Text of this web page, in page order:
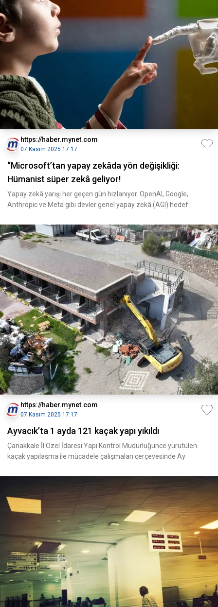
https://haber.mynet.com
07 Kasım 2025 17:17
“Microsoft’tan yapay zekâda yön değişikliği:
Hümanist süper zekâ geliyor!
Yapay zekâ yarışı her geçen gün hızlanıyor. OpenAI, Google,
Anthropic ve Meta gibi devler genel yapay zekâ (AGI) hedef
https://haber.mynet.com
07 Kasım 2025 17:17
Ayvacık’ta 1 ayda 121 kaçak yapı yıkıldı
Çanakkale İl Özel İdaresi Yapı Kontrol Müdürlüğünce yürütülen
kaçak yapılaşma ile mücadele çalışmaları çerçevesinde Ay